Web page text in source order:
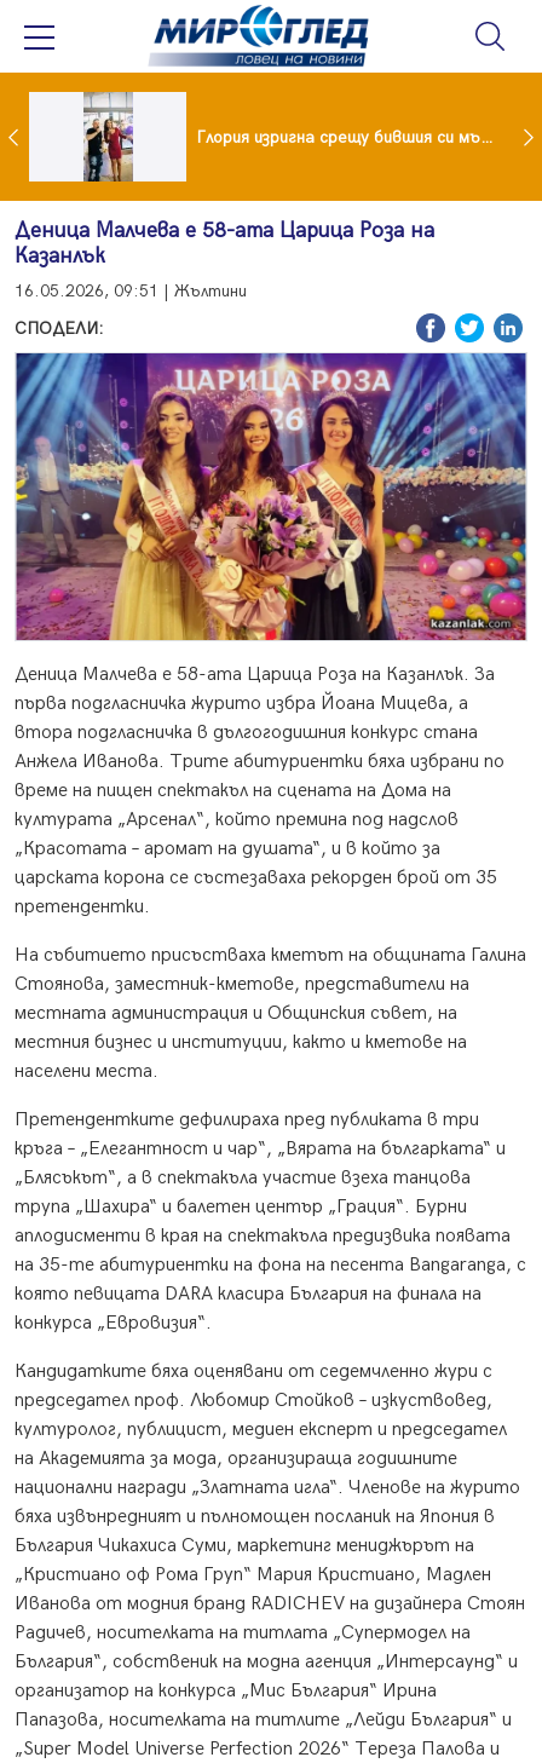
Мария и майка си построиха къща от 8000 стъклени бутилки Глория изригна срещу бившия си мъж: Беше със 120-килограмова жена! Искаше бърза печалба...
Деница Малчева е 58-ата Царица Роза на
Казанлък
16.05.2026, 09:51 | Жълтини
СПОДЕЛИ:
Деница Малчева е 58-ата Царица Роза на Казанлък. За
първа подгласничка журито избра Йоана Мицева, а
втора подгласничка в дългогодишния конкурс стана
Анжела Иванова. Трите абитуриентки бяха избрани по
време на пищен спектакъл на сцената на Дома на
културата „Арсенал“, който премина под надслов
„Красотата – аромат на душата“, и в който за
царската корона се състезаваха рекорден брой от 35
претендентки.
На събитието присъстваха кметът на общината Галина
Стоянова, заместник-кметове, представители на
местната администрация и Общинския съвет, на
местния бизнес и институции, както и кметове на
населени места.
Претендентките дефилираха пред публиката в три
кръга – „Елегантност и чар“, „Вярата на българката“ и
„Блясъкът“, а в спектакъла участие взеха танцова
трупа „Шахира“ и балетен център „Грация“. Бурни
аплодисменти в края на спектакъла предизвика появата
на 35-те абитуриентки на фона на песента Bangaranga, с
която певицата DARA класира България на финала на
конкурса „Евровизия“.
Кандидатките бяха оценявани от седемчленно жури с
председател проф. Любомир Стойков – изкуствовед,
културолог, публицист, медиен експерт и председател
на Академията за мода, организираща годишните
национални награди „Златната игла“. Членове на журито
бяха извънредният и пълномощен посланик на Япония в
България Чикахиса Суми, маркетинг мениджърът на
„Кристиано оф Рома Груп“ Мария Кристиано, Мадлен
Иванова от модния бранд RADICHEV на дизайнера Стоян
Радичев, носителката на титлата „Супермодел на
България“, собственик на модна агенция „Интерсаунд“ и
организатор на конкурса „Мис България“ Ирина
Папазова, носителката на титлите „Лейди България“ и
„Super Model Universe Perfection 2026“ Тереза Палова и